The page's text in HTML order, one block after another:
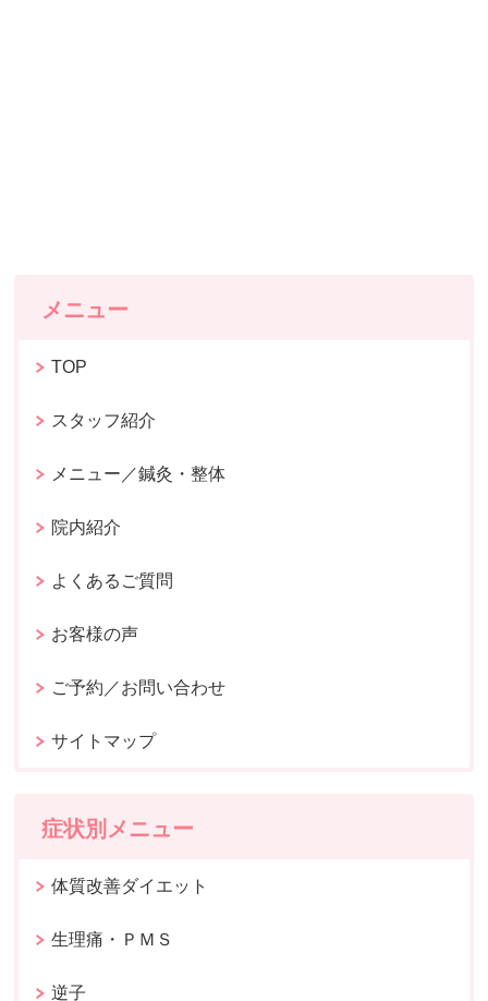
メニュー
TOP
スタッフ紹介
メニュー／鍼灸・整体
院内紹介
よくあるご質問
お客様の声
ご予約／お問い合わせ
サイトマップ
症状別メニュー
体質改善ダイエット
生理痛・ＰＭＳ
逆子